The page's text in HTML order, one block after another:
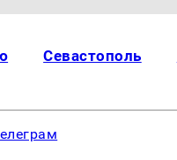
Севастополь